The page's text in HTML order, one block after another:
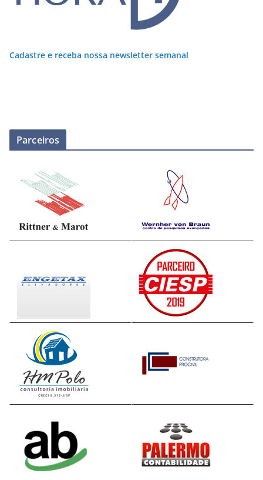
Cadastre e receba nossa newsletter semanal
Parceiros